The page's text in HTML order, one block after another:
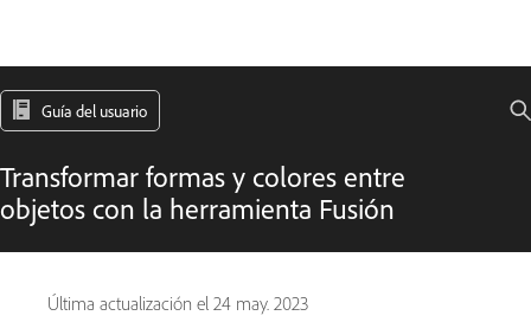
Guía del usuario
Transformar formas y colores entre
objetos con la herramienta Fusión
Última actualización el 24 may. 2023